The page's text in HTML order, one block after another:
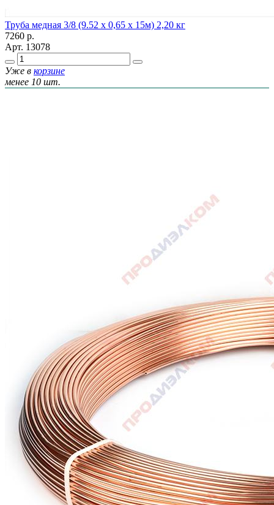
Труба медная 3/8 (9.52 x 0,65 x 15м) 2,20 кг
7260 р.
Арт. 13078
Уже в корзине
менее 10 шт.